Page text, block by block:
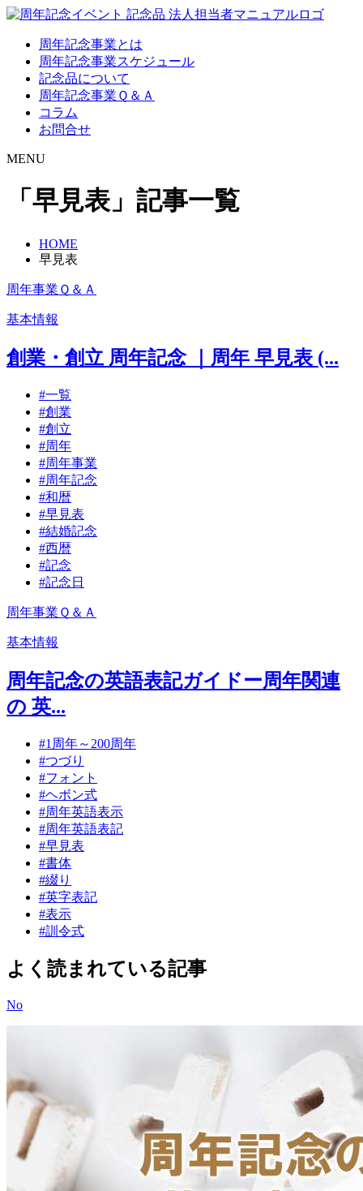
周年記念事業とは
周年記念事業スケジュール
記念品について
周年記念事業Ｑ＆Ａ
コラム
お問合せ
MENU
「早見表」記事一覧
HOME
早見表
周年事業Ｑ＆Ａ
基本情報
創業・創立 周年記念 ｜周年 早見表 (...
#一覧
#創業
#創立
#周年
#周年事業
#周年記念
#和暦
#早見表
#結婚記念
#西暦
#記念
#記念日
周年事業Ｑ＆Ａ
基本情報
周年記念の英語表記ガイドー周年関連
の 英...
#1周年～200周年
#つづり
#フォント
#ヘボン式
#周年英語表示
#周年英語表記
#早見表
#書体
#綴り
#英字表記
#表示
#訓令式
よく読まれている記事
No